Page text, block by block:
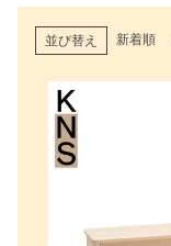
並び替え 新着順